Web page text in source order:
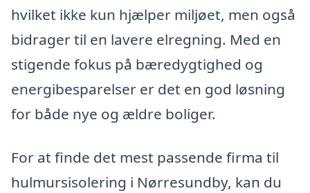
hvilket ikke kun hjælper miljøet, men også
bidrager til en lavere elregning. Med en
stigende fokus på bæredygtighed og
energibesparelser er det en god løsning
for både nye og ældre boliger.
For at finde det mest passende firma til
hulmursisolering i Nørresundby, kan du